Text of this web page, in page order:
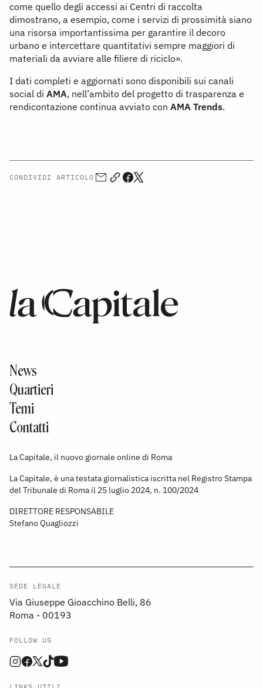
come quello degli accessi ai Centri di raccolta
dimostrano, a esempio, come i servizi di prossimità siano
una risorsa importantissima per garantire il decoro
urbano e intercettare quantitativi sempre maggiori di
materiali da avviare alle filiere di riciclo».
I dati completi e aggiornati sono disponibili sui canali
social di AMA, nell’ambito del progetto di trasparenza e
rendicontazione continua avviato con AMA Trends.
CONDIVIDI ARTICOLO
News
Quartieri
Temi
Contatti
La Capitale, il nuovo giornale online di Roma
La Capitale, è una testata giornalistica iscritta nel Registro Stampa
del Tribunale di Roma il 25 luglio 2024, n. 100/2024
DIRETTORE RESPONSABILE
Stefano Quagliozzi
SEDE LEGALE
Via Giuseppe Gioacchino Belli, 86
Roma - 00193
FOLLOW US